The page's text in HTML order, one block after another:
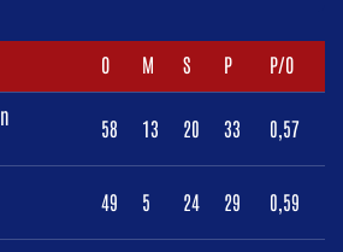
O M S P P/O
58 13 20 33 0,57
49 5 24 29 0,59